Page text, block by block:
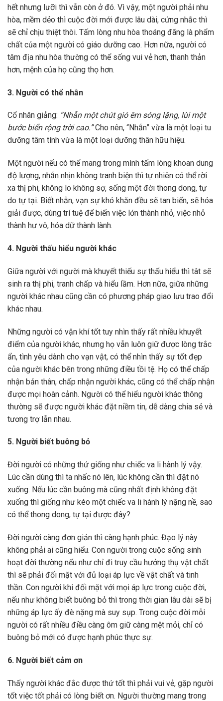
hết nhưng lưỡi thì vẫn còn ở đó. Vì vậy, một người phải nhu
hòa, mềm dẻo thì cuộc đời mới được lâu dài, cứng nhắc thì
sẽ chỉ chịu thiệt thòi. Tấm lòng nhu hòa thoáng đãng là phẩm
chất của một người có giáo dưỡng cao. Hơn nữa, người có
tâm địa nhu hòa thường có thể sống vui vẻ hơn, thanh thản
hơn, mệnh của họ cũng thọ hơn.
3. Người có thể nhẫn
Cổ nhân giảng: “Nhẫn một chút gió êm sóng lặng, lùi một
bước biển rộng trời cao.”Cho nên, “Nhẫn” vừa là một loại tu
dưỡng tâm tính vừa là một loại dưỡng thân hữu hiệu.
Một người nếu có thể mang trong mình tấm lòng khoan dung
độ lượng, nhẫn nhịn không tranh biện thì tự nhiên có thể rời
xa thị phi, không lo không sợ, sống một đời thong dong, tự
do tự tại. Biết nhẫn, vạn sự khó khăn đều sẽ tan biến, sẽ hóa
giải được, dùng trí tuệ để biến việc lớn thành nhỏ, việc nhỏ
thành hư vô, hóa dữ thành lành.
4. Người thấu hiểu người khác
Giữa người với người mà khuyết thiếu sự thấu hiểu thì tât sẽ
sinh ra thị phi, tranh chấp và hiểu lầm. Hơn nữa, giữa những
người khác nhau cũng cần có phương pháp giao lưu trao đổi
khác nhau.
Những người có vận khí tốt tuy nhìn thấy rất nhiều khuyết
điểm của người khác, nhưng họ vẫn luôn giữ được lòng trắc
ẩn, tình yêu dành cho vạn vật, có thể nhìn thấy sự tốt đẹp
của người khác bên trong những điều tồi tệ. Họ có thể chấp
nhận bản thân, chấp nhận người khác, cũng có thể chấp nhận
được mọi hoàn cảnh. Người có thể hiểu người khác thông
thường sẽ được người khác đặt niềm tin, dễ dàng chia sẻ và
tương trợ lẫn nhau.
5. Người biết buông bỏ
Đời người có những thứ giống như chiếc va li hành lý vậy.
Lúc cần dùng thì ta nhấc nó lên, lúc không cần thì đặt nó
xuống. Nếu lúc cần buông mà cũng nhất định không đặt
xuống thì giống như kéo một chiếc va li hành lý nặng nề, sao
có thể thong dong, tự tại được đây?
Đời người càng đơn giản thì càng hạnh phúc. Đạo lý này
không phải ai cũng hiểu. Con người trong cuộc sống sinh
hoạt đời thường nếu như chỉ đi truy cầu hưởng thụ vật chất
thì sẽ phải đối mặt với đủ loại áp lực về vật chất và tinh
thần. Con người khi đối mặt với mọi áp lực trong cuộc đời,
nếu như không biết buông bỏ thì trong thời gian lâu dài sẽ bị
những áp lực ấy đè nặng mà suy sụp. Trong cuộc đời mỗi
người có rất nhiều điều càng ôm giữ càng mệt mỏi, chỉ có
buông bỏ mới có được hạnh phúc thực sự.
6. Người biết cảm ơn
Thấy người khác đắc được thứ tốt thì phải vui vẻ, gặp người
tốt việc tốt phải có lòng biết ơn. Người thường mang trong